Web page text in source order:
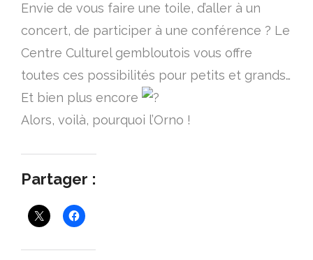
Envie de vous faire une toile, d’aller à un
concert, de participer à une conférence ? Le
Centre Culturel gembloutois vous offre
toutes ces possibilités pour petits et grands…
Et bien plus encore
Alors, voilà, pourquoi l’Orno !
Partager :